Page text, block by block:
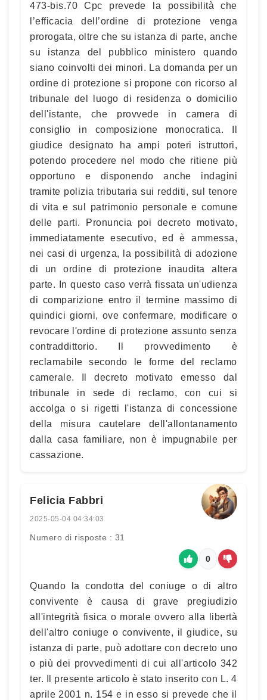
473-bis.70 Cpc prevede la possibilità che
l’efficacia dell’ordine di protezione venga
prorogata, oltre che su istanza di parte, anche
su istanza del pubblico ministero quando
siano coinvolti dei minori. La domanda per un
ordine di protezione si propone con ricorso al
tribunale del luogo di residenza o domicilio
dell'istante, che provvede in camera di
consiglio in composizione monocratica. Il
giudice designato ha ampi poteri istruttori,
potendo procedere nel modo che ritiene più
opportuno e disponendo anche indagini
tramite polizia tributaria sui redditi, sul tenore
di vita e sul patrimonio personale e comune
delle parti. Pronuncia poi decreto motivato,
immediatamente esecutivo, ed è ammessa,
nei casi di urgenza, la possibilità di adozione
di un ordine di protezione inaudita altera
parte. In questo caso verrà fissata un'udienza
di comparizione entro il termine massimo di
quindici giorni, ove confermare, modificare o
revocare l'ordine di protezione assunto senza
contraddittorio. Il provvedimento è
reclamabile secondo le forme del reclamo
camerale. Il decreto motivato emesso dal
tribunale in sede di reclamo, con cui si
accolga o si rigetti l'istanza di concessione
della misura cautelare dell'allontanamento
dalla casa familiare, non è impugnabile per
cassazione.
Felicia Fabbri
2025-05-04 04:34:03
Numero di risposte : 31
0
Quando la condotta del coniuge o di altro
convivente è causa di grave pregiudizio
all'integrità fisica o morale ovvero alla libertà
dell'altro coniuge o convivente, il giudice, su
istanza di parte, può adottare con decreto uno
o più dei provvedimenti di cui all'articolo 342
ter. Il presente articolo è stato inserito con L. 4
aprile 2001 n. 154 e in esso si prevede che il